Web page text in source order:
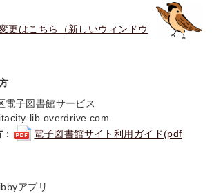
更はこちら（新しいウィンドウ
電子図書館サービス
lib.overdrive.com
：
電子図書館サイト利用ガイド(pdf
アプリ